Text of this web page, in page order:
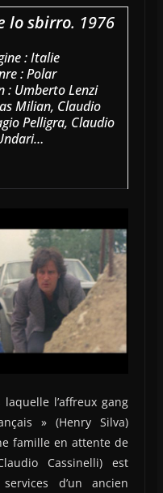
lo sbirro. 1976
: Italie
: Polar
: Umberto Lenzi
Milian, Claudio
Pelligra, Claudio
l’affreux gang
» (Henry Silva)
famille en attente de
Cassinelli) est
d’un ancien